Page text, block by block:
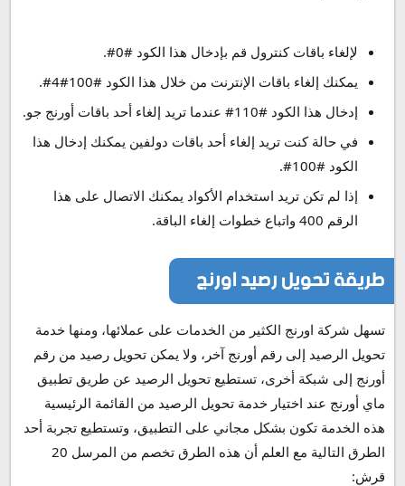
لإلغاء باقات كنترول قم بإدخال هذا الكود #0#.
يمكنك إلغاء باقات الإنترنت من خلال هذا الكود #100#4#.
إدخال هذا الكود #110# عندما تريد إلغاء أحد باقات أورنج جو.
في حالة كنت تريد إلغاء أحد باقات دولفين يمكنك إدخال هذا
الكود #100#.
إذا لم تكن تريد استخدام الأكواد يمكنك الاتصال على هذا
الرقم 400 واتباع خطوات إلغاء الباقة.
طريقة تحويل رصيد اورنج
تسهل شركة اورنج الكثير من الخدمات على عملائها، ومنها خدمة
تحويل الرصيد إلى رقم أورنج آخر، ولا يمكن تحويل رصيد من رقم
أورنج إلى شبكة أخرى، تستطيع تحويل الرصيد عن طريق تطبيق
ماي أورنج عند اختيار خدمة تحويل الرصيد من القائمة الرئيسية
هذه الخدمة تكون بشكل مجاني على التطبيق، وتستطيع تجربة أحد
الطرق التالية مع العلم أن هذه الطرق تخصم من المرسل 20
قرش: